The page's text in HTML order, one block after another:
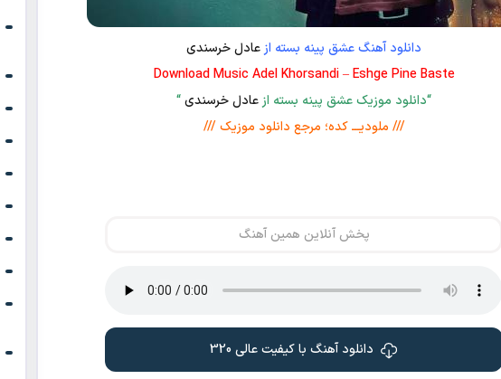
دانلود آهنگ عشق پینه بسته ازعادل خرسندی
Download Music Adel Khorsandi – Eshge Pine Baste
“دانلود موزیک عشق پینه بسته ازعادل خرسندی“
/// ملودیـــ کده؛ مرجع دانلود موزیک ///
پخش آنلاین همین آهنگ
دانلود آهنگ با کیفیت عالی 320